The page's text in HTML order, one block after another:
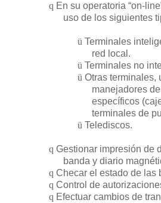
q En su operatoria “on-
uso de los siguientes
ü Terminales
red local.
ü Terminales no
ü Otras terminales,
manejadores
específicos
terminales de
ü Telediscos.
q Gestionar impresión de
banda y diario
q Checar el estado de las
q Control de
q Efectuar cambios de